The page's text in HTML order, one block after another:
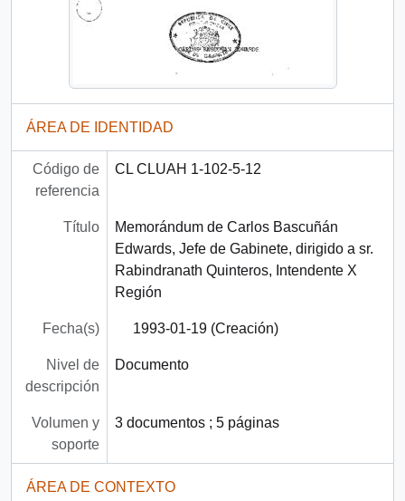
ÁREA DE IDENTIDAD
Código de
referencia
CL CLUAH 1-102-5-12
Título
Memorándum de Carlos Bascuñán
Edwards, Jefe de Gabinete, dirigido a sr.
Rabindranath Quinteros, Intendente X
Región
Fecha(s) 1993-01-19 (Creación)
Nivel de
descripción
Documento
Volumen y
soporte
3 documentos ; 5 páginas
ÁREA DE CONTEXTO